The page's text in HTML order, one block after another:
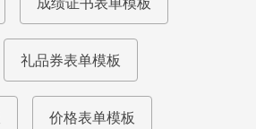
礼品券表单模板
价格表单模板